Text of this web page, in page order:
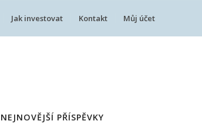
Jak investovat Kontakt Můj účet
NEJNOVĚJŠÍ PŘÍSPĚVKY